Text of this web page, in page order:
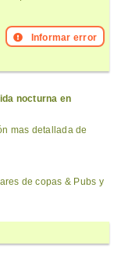
Informar error
nocturna en
mas detallada de
de copas & Pubs y